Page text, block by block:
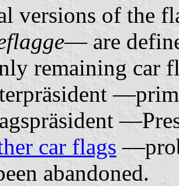
versions of the
— are
remaining car
car flags
abandoned.